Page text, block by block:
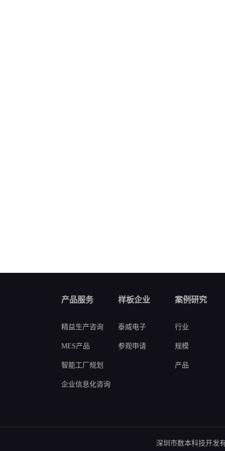
产品服务
精益生产咨询
MES产品
智能工厂规划
企业信息化咨询
样板企业
泰威电子
参观申请
案例研究
行业
规模
产品
深圳市数本科技开